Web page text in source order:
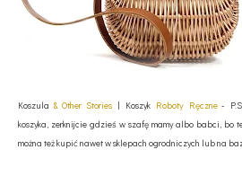
Koszula & Other Stories| Koszyk Roboty Ręczne-
koszyka, zerknijcie gdzieś w szafę mamy albo babci, bo
można też kupić nawet w sklepach ogrodniczych lub na